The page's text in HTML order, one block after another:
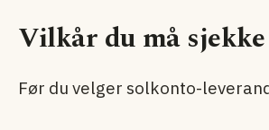
Vilkår du må sjekke
Før du velger solkonto-